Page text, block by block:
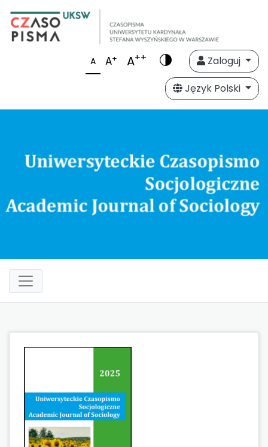
A A+ A++
Zaloguj
Język Polski